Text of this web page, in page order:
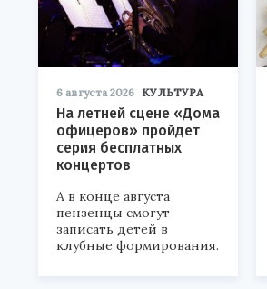
6 августа 2026 КУЛЬТУРА
На летней сцене «Дома
офицеров» пройдет
серия бесплатных
концертов
А в конце августа
пензенцы смогут
записать детей в
клубные формирования.